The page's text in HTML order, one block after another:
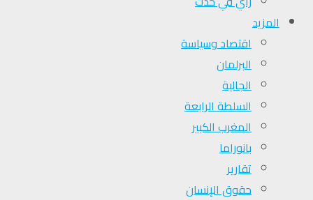
المزيد
اقتصاد وسياسة
البرلمان
الجالية
السلطة الرابعة
المغرب الكبير
بانوراما
تقارير
حقوق الإنسان